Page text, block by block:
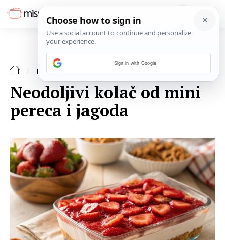
RECEPTI DESERT
Neodoljivi kolač od mini
pereca i jagoda
Sign in with Google